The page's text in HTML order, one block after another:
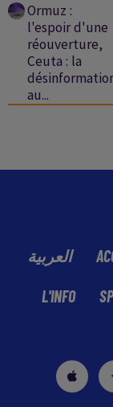
Ormuz :
l'espoir d'une
réouverture,
Ceuta : la
au...
العربية
L'INFO